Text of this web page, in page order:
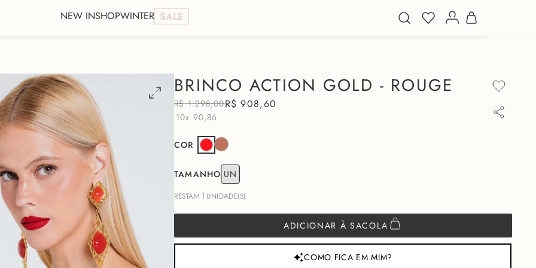
NEW INSHOPWINTER SALE
BRINCO ACTION GOLD - ROUGE
R$ 1.298,00R$ 908,60
10x 90,86
COR
TAMANHO UN
RESTAM1 UNIDADE(S)
ADICIONAR À SACOLA
COMO FICA EM MIM?